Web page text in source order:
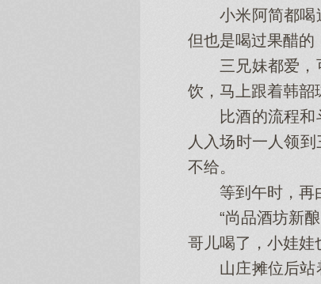
小米阿简都喝过
但也是喝过果醋的
三兄妹都爱，可
饮，马上跟着韩韶
比酒的流程和斗
人入场时一人领
不给。
等到午时，再由
“尚品酒坊新酿
哥儿喝了，小娃娃
山庄摊位后站着